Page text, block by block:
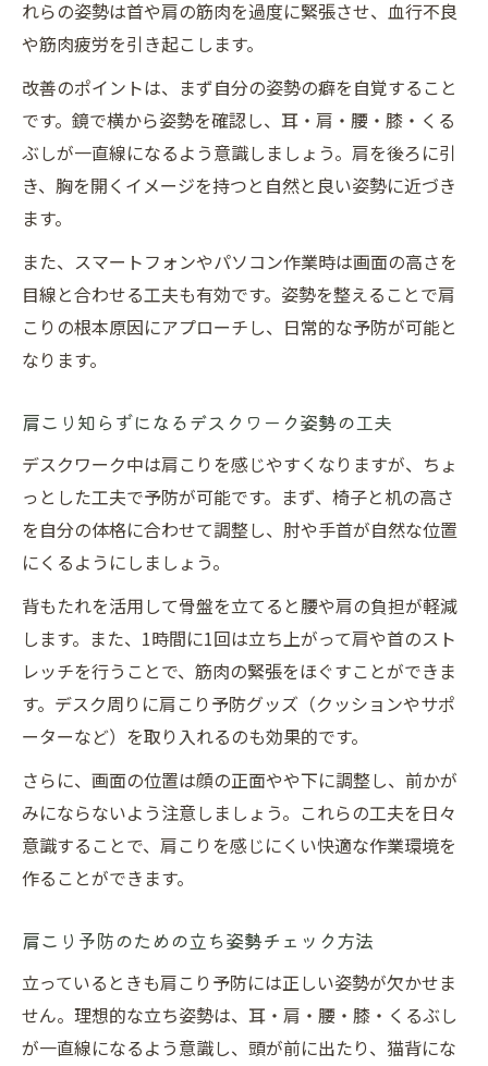
れらの姿勢は首や肩の筋肉を過度に緊張させ、血行不良
や筋肉疲労を引き起こします。
改善のポイントは、まず自分の姿勢の癖を自覚すること
です。鏡で横から姿勢を確認し、耳・肩・腰・膝・くる
ぶしが一直線になるよう意識しましょう。肩を後ろに引
き、胸を開くイメージを持つと自然と良い姿勢に近づき
ます。
また、スマートフォンやパソコン作業時は画面の高さを
目線と合わせる工夫も有効です。姿勢を整えることで肩
こりの根本原因にアプローチし、日常的な予防が可能と
なります。
肩こり知らずになるデスクワーク姿勢の工夫
デスクワーク中は肩こりを感じやすくなりますが、ちょ
っとした工夫で予防が可能です。まず、椅子と机の高さ
を自分の体格に合わせて調整し、肘や手首が自然な位置
にくるようにしましょう。
背もたれを活用して骨盤を立てると腰や肩の負担が軽減
します。また、1時間に1回は立ち上がって肩や首のスト
レッチを行うことで、筋肉の緊張をほぐすことができま
す。デスク周りに肩こり予防グッズ（クッションやサポ
ーターなど）を取り入れるのも効果的です。
さらに、画面の位置は顔の正面やや下に調整し、前かが
みにならないよう注意しましょう。これらの工夫を日々
意識することで、肩こりを感じにくい快適な作業環境を
作ることができます。
肩こり予防のための立ち姿勢チェック方法
立っているときも肩こり予防には正しい姿勢が欠かせま
せん。理想的な立ち姿勢は、耳・肩・腰・膝・くるぶし
が一直線になるよう意識し、頭が前に出たり、猫背にな